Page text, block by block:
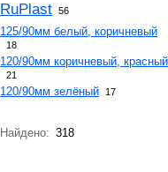
RuPlast 56
125/90мм белый, коричневый
18
120/90мм коричневый, красный
21
120/90мм зелёный 17
Найдено: 318